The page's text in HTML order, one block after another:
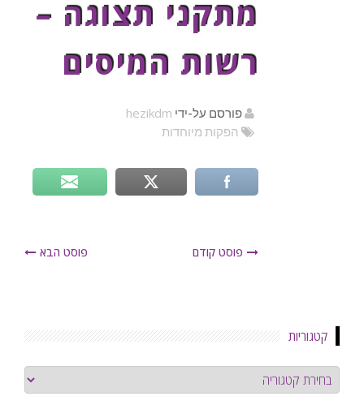
מתקני תצוגה –
רשות המיסים
פורסם על-ידי hezikdm
הפקות מיוחדות
פוסט קודם פוסט הבא
קטגוריות
קטגוריות